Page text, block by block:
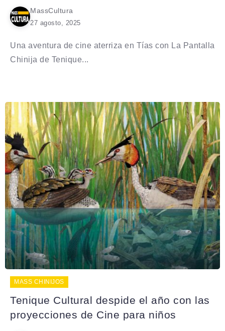
MassCultura
27 agosto, 2025
Una aventura de cine aterriza en Tías con La Pantalla
Chinija de Tenique...
MASS CHINIJOS
Tenique Cultural despide el año con las
proyecciones de Cine para niños